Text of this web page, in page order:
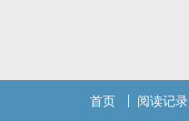
首页 阅读记录